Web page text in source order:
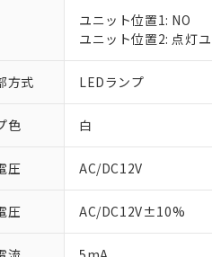
ユニット位置1: NO
ユニット位置2: 点灯
方式 LEDランプ
色 白
圧 AC/DC12V
圧 AC/DC12V±10%
ご利用条件
以下の条件をお読
※1 対応状況
対応予定：EU
対応予定なし：
調査・確認中：
非該当品：ライセ
※1 中国